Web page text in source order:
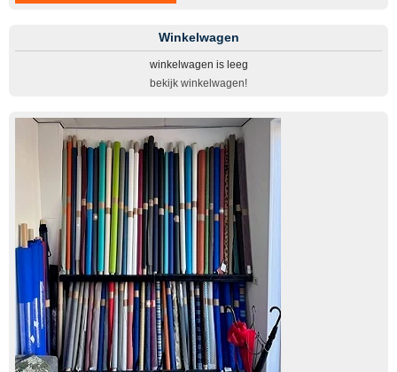
Winkelwagen
winkelwagen is leeg
bekijk winkelwagen!